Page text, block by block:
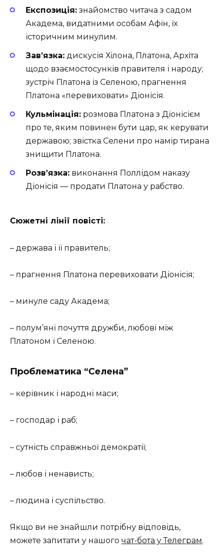
Експозиція: знайомство читача з садом
Академа, видатними особам Афін, їх
історичним минулим.
Зав’язка: дискусія Хілона, Платона, Архіта
щодо взаємостосунків правителя і народу;
зустріч Платона із Селеною, прагнення
Платона «перевиховати» Діонісія.
Кульмінація: розмова Платона з Діонісієм
про те, яким повинен бути цар, як керувати
державою; звістка Селени про намір тирана
знищити Платона.
Розв’язка: виконання Поллідом наказу
Діонісія — продати Платона у рабство.
Сюжетні лінії повісті:
– держава і її правитель;
– прагнення Платона перевиховати Діонісія;
– минуле саду Академа;
– полум’яні почуття дружби, любові між
Платоном і Селеною.
Проблематика “Селена”
– керівник і народні маси;
– господар і раб;
– сутність справжньої демократії;
– любов і ненависть;
– людина і суспільство.
Якщо ви не знайшли потрібну відповідь,
можете запитати у нашого чат-бота у Телеграм.